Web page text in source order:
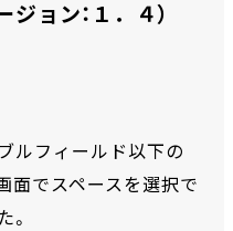
ョン：１．４）
ルフィールド以下の
面でスペースを選択で
。